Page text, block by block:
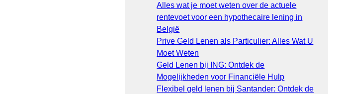
Alles wat je moet weten over de actuele
rentevoet voor een hypothecaire lening in
België
Prive Geld Lenen als Particulier: Alles Wat U
Moet Weten
Geld Lenen bij ING: Ontdek de
Mogelijkheden voor Financiële Hulp
Flexibel geld lenen bij Santander: Ontdek de